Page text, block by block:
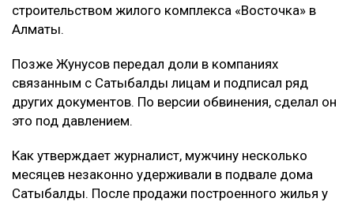
строительством жилого комплекса «Восточка» в
Алматы.
Позже Жунусов передал доли в компаниях
связанным с Сатыбалды лицам и подписал ряд
других документов. По версии обвинения, сделал он
это под давлением.
Как утверждает журналист, мужчину несколько
месяцев незаконно удерживали в подвале дома
Сатыбалды. После продажи построенного жилья у